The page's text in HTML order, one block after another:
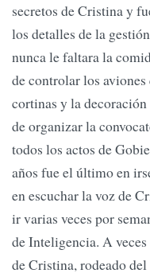
secretos de Cristina y
los detalles de la
nunca le faltara la
de controlar los
cortinas y la
de organizar la
todos los actos de
años fue el último en
en escuchar la voz de
ir varias veces por
de Inteligencia. A
de Cristina, rodeado